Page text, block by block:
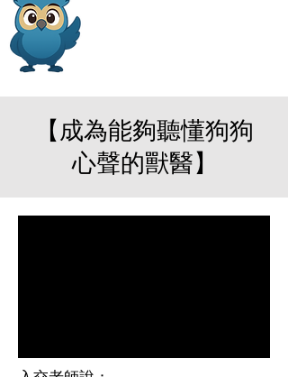
【​成為能夠聽懂狗狗
心聲的獸醫】